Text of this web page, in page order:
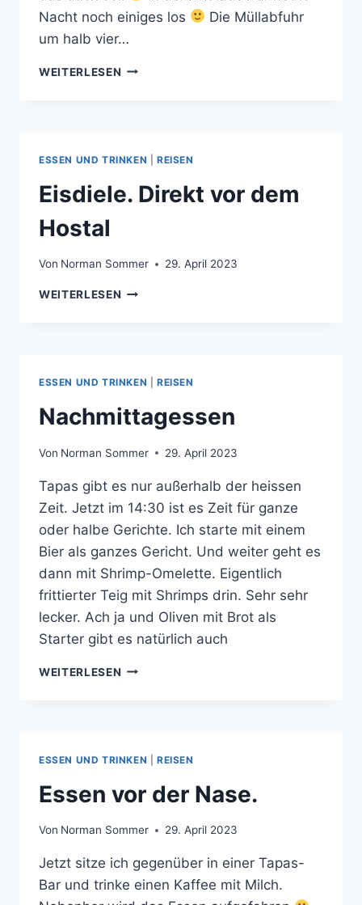
Nacht noch einiges los
Die Müllabfuhr
um halb vier…
WEITERLESEN EIN
UND
CARRE
ESSEN UND TRINKEN REISEN
Eisdiele. Direkt vor dem
Hostal
Von Norman Sommer 29. April 2023
WEITERLESEN EISDIELE.
ESSEN UND TRINKEN REISEN
Nachmittagessen
Von Norman Sommer 29. April 2023
Tapas gibt es nur außerhalb der heissen
Zeit. Jetzt im 14:30 ist es Zeit für ganze
oder halbe Gerichte. Ich starte mit einem
Bier als ganzes Gericht. Und weiter geht es
dann mit Shrimp-Omelette. Eigentlich
frittierter Teig mit Shrimps drin. Sehr sehr
lecker. Ach ja und Oliven mit Brot als
Starter gibt es natürlich auch
WEITERLESEN NACHMITTAGESSEN
ESSEN UND TRINKEN REISEN
Essen vor der Nase.
Von Norman Sommer 29. April 2023
Jetzt sitze ich gegenüber in einer Tapas-
Bar und trinke einen Kaffee mit Milch.